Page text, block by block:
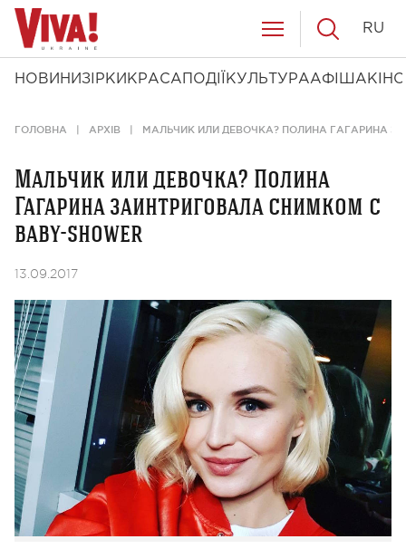
НОВИНИ ЗІРКИ КРАСА ПОДІЇ КУЛЬТУРААФІША КІНО
RU
ГОЛОВНА АРХІВ МАЛЬЧИК ИЛИ ДЕВОЧКА? ПОЛИНА ГАГАРИНА
Мальчик или девочка? Полина
Гагарина заинтриговала снимком с
baby-shower
13.09.2017